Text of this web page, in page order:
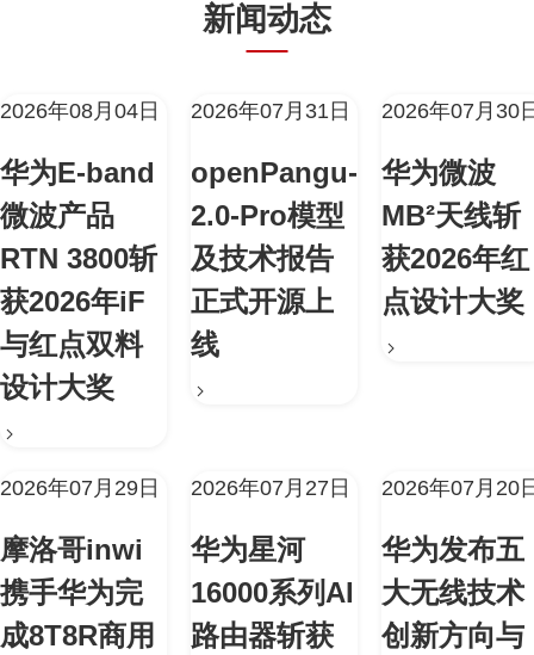
新闻动态
2026年08月04日
华为E-band
微波产品
RTN 3800斩
获2026年iF
与红点双料
设计大奖
2026年07月31日
openPangu-
2.0-Pro模型
及技术报告
正式开源上
线
2026年07月30
华为微波
MB²天线斩
获2026年红
点设计大奖
2026年07月29日
摩洛哥inwi
携手华为完
成8T8R商用
2026年07月27日
华为星河
16000系列AI
路由器斩获
2026年07月20
华为发布五
大无线技术
创新方向与